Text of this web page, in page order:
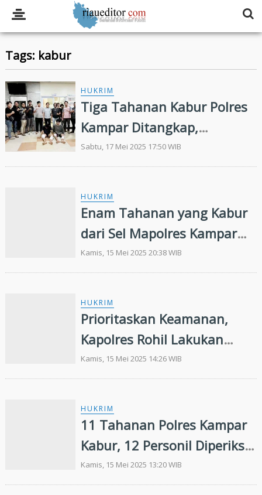
Tags: kabur
HUKRIM
Tiga Tahanan Kabur Polres
Kampar Ditangkap,
Dihadiahi Timah Panas
Sabtu, 17 Mei 2025 17:50 WIB
HUKRIM
Enam Tahanan yang Kabur
dari Sel Mapolres Kampar
Berhasil Ditangkap,
Wakapolda Ultimatum!
Kamis, 15 Mei 2025 20:38 WIB
HUKRIM
Prioritaskan Keamanan,
Kapolres Rohil Lakukan
Pemeriksaan Rutin Setiap
Ruang Tahanan
Kamis, 15 Mei 2025 14:26 WIB
HUKRIM
11 Tahanan Polres Kampar
Kabur, 12 Personil Diperiksa
Termasuk Kapolres
Kamis, 15 Mei 2025 13:20 WIB